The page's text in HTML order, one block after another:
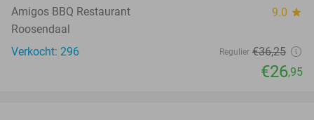
Amigos BBQ Restaurant 9.0 star
Roosendaal
Verkocht: 296
Regulier €36,25
€26,95